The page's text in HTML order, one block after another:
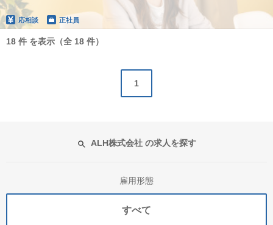
応相談 正社員
18 件 を表示（全 18 件）
1
ALH株式会社 の求人を探す
雇用形態
すべて